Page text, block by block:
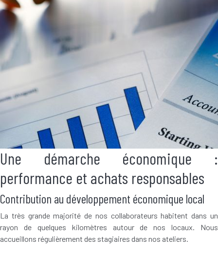
Une démarche économique :
performance et achats responsables
Contribution au développement économique local
La très grande majorité de nos collaborateurs habitent dans un
rayon de quelques kilomètres autour de nos locaux. Nous
accueillons régulièrement des stagiaires dans nos ateliers.